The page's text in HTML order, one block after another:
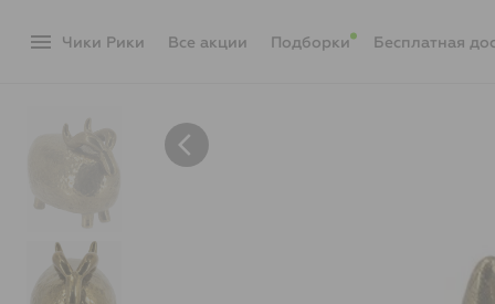
menu Чики Рики акции Подборки Бесплатная
arrow_back_ios